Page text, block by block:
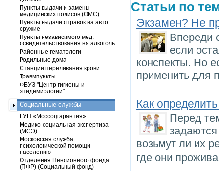
Статьи по
Экзамен? Не
Впереди
если
конспекты. Но
применить для
Как
Перед
возьмут ли их
где они
Пункты выдачи и замены
медицинских полисов (ОМС)
Пункты выдачи справок на авто,
оружие
Пункты независимого мед.
освидетельствования на алкоголь
Районные гематологи
Родильные дома
Станции переливания крови
Травмпункты
ФБУЗ "Центр гигиены и
эпидемиологии"
Социальные службы
ГУП «Моссоцгарантия»
Медико-социальная экспертиза
(МСЭ)
Московская служба
психологической помощи
населению
Отделения Пенсионного фонда
(ПФР) (Социальный фонд)